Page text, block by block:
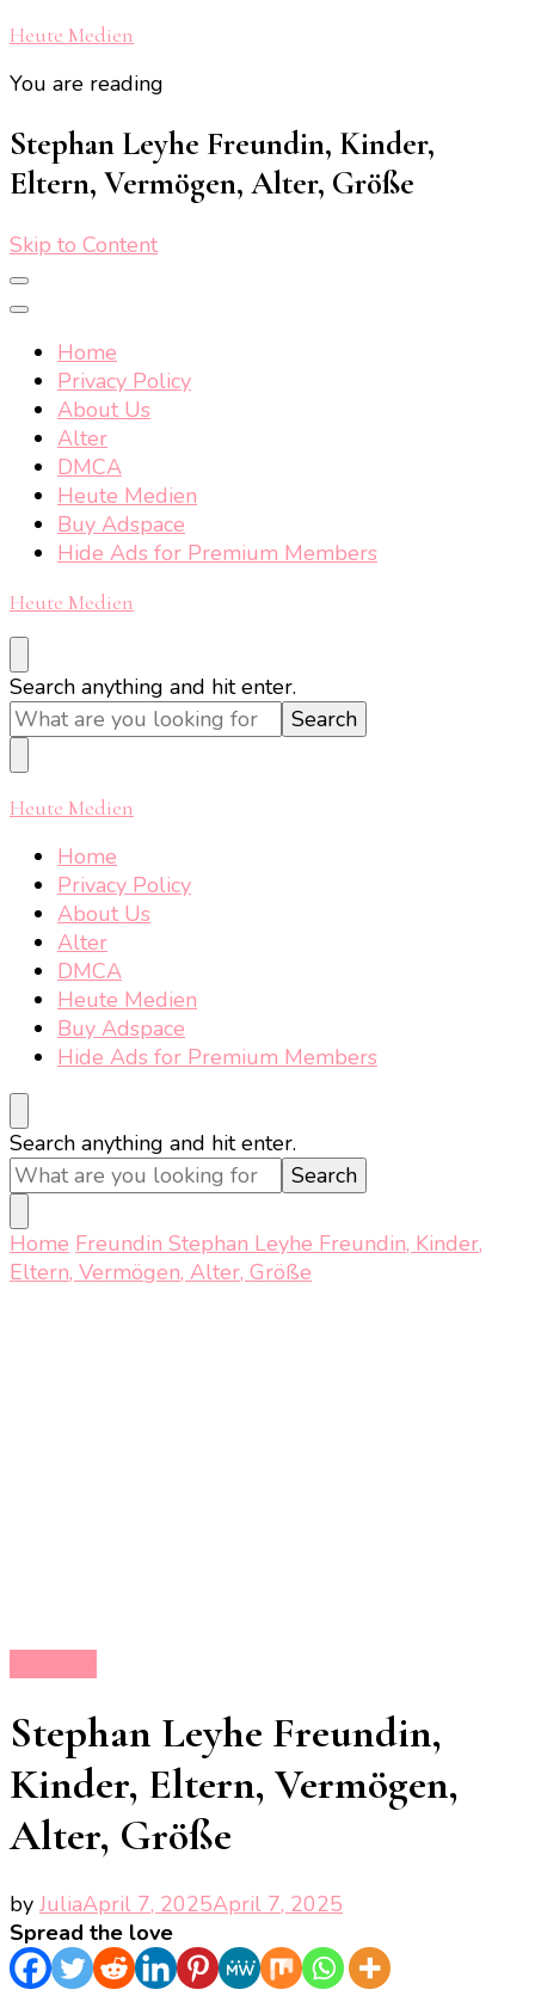
Heute Medien
You are reading
Stephan Leyhe Freundin, Kinder,
Eltern, Vermögen, Alter, Größe
Skip to Content
Home
Privacy Policy
About Us
Alter
DMCA
Heute Medien
Buy Adspace
Hide Ads for Premium Members
Heute Medien
Looking
for
Something?
Search anything and hit enter.
Heute Medien
Home
Privacy Policy
About Us
Alter
DMCA
Heute Medien
Buy Adspace
Hide Ads for Premium Members
Looking
for
Something?
Search anything and hit enter.
Home Freundin Stephan Leyhe Freundin, Kinder,
Eltern, Vermögen, Alter, Größe
Stephan Leyhe Freundin,
Kinder, Eltern, Vermögen,
Alter, Größe
byJuliaApril 7, 2025April 7, 2025
Spread the love